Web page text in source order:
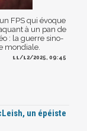
FPS qui évoque
à un pan de
: la guerre sino-
mondiale.
11/12/2025, 09:45
un épéiste